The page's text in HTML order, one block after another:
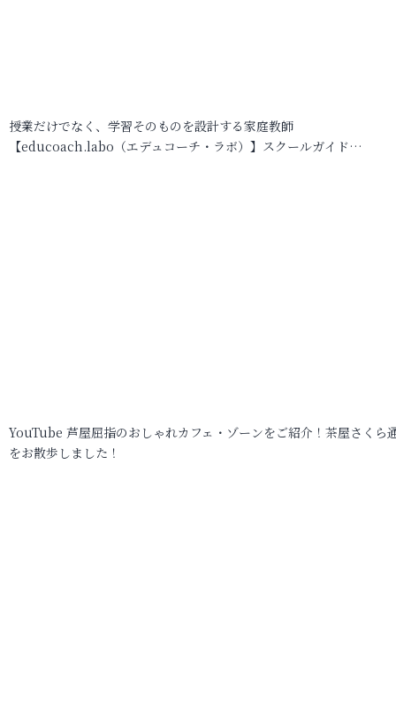
授業だけでなく、学習そのものを設計する家庭教師
【educoach.labo（エデュコーチ・ラボ）】スクールガイド…
YouTube 芦屋屈指のおしゃれカフェ・ゾーンをご紹介！茶屋さくら
をお散歩しました！